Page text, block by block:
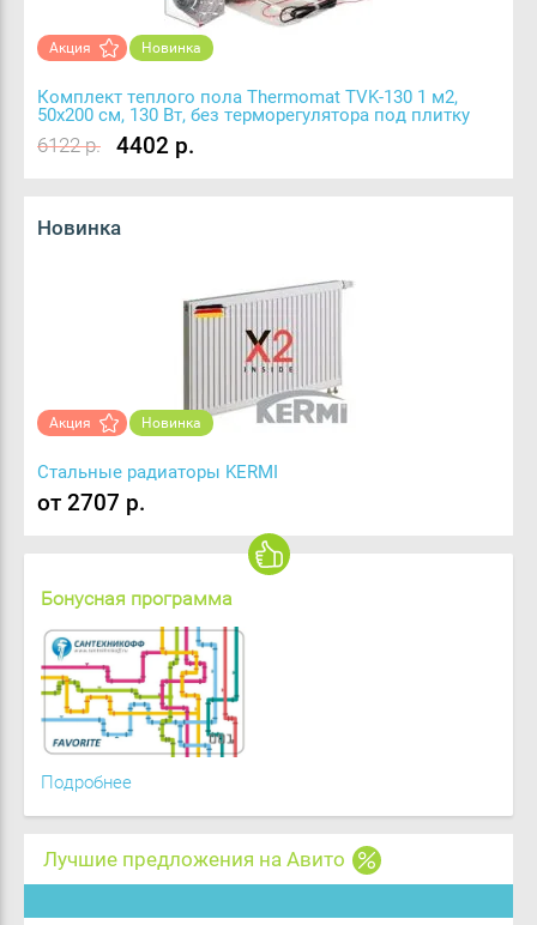
Бонусная программа
Подробнее
Акция Новинка
Комплект теплого пола Thermomat TVK-130 1 м2,
50х200 см, 130 Вт, без терморегулятора под плитку
6122 р. 4402 р.
Новинка
Акция Новинка
Стальные радиаторы KERMI
от 2707 р.
Лучшие предложения на Авито